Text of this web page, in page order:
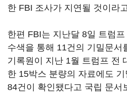
한 FBI 조사가 지연될 것이라
한편 FBI는 지난달 8일 트럼
수색을 통해 11건의 기밀문서
기록원이 지난 1월 트럼프 전
한 15박스 분량의 자료에도
84건이 확인됐다고 국립 문서